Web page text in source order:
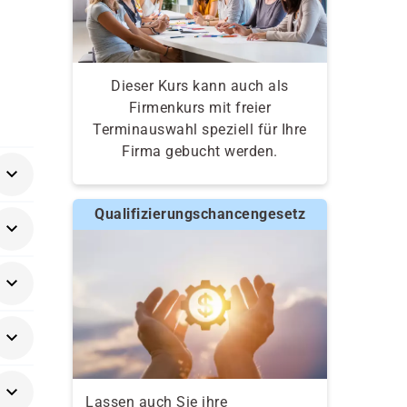
Dieser Kurs kann auch als
Firmenkurs mit freier
Terminauswahl speziell für Ihre
Firma gebucht werden.
Qualifizierungschancengesetz
Lassen auch Sie ihre